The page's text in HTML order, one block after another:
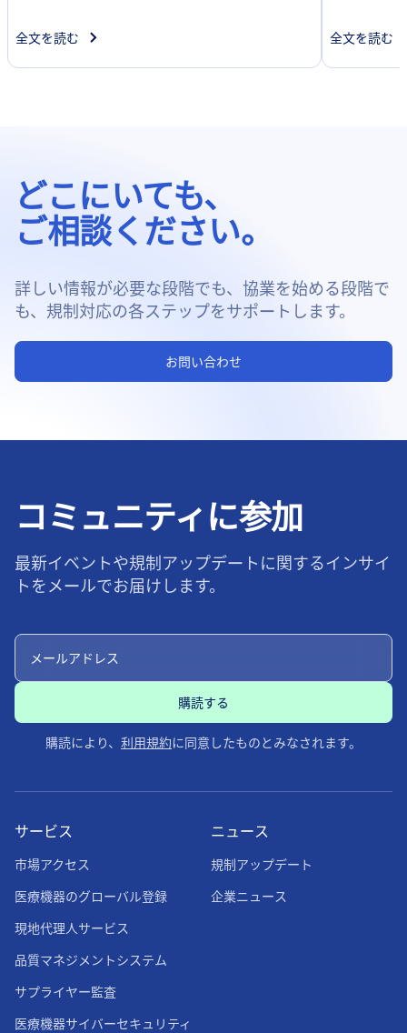
全文を読む 全文を読む
どこにいても、
ご相談ください。
詳しい情報が必要な段階でも、協業を始める段階で
も、規制対応の各ステップをサポートします。
お問い合わせ
コミュニティに参加
最新イベントや規制アップデートに関するインサイ
トをメールでお届けします。
購読により、 利用規約に同意したものとみなされます。
ニュース
規制アップデート
企業ニュース
サービス
市場アクセス
医療機器のグローバル登録
現地代理人サービス
品質マネジメントシステム
サプライヤー監査
医療機器サイバーセキュリティ